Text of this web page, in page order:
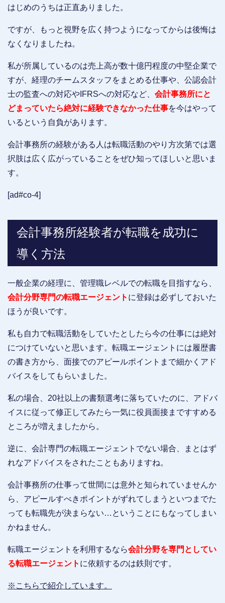
はじめのうちは正直ありました。
ですが、もっと視野を広く持つようになってからは後悔は
なくなりましたね。
私が所属しているのは売上高が数十億円程度の中堅企業で
すが、経理のチームスタッフをまとめる仕事や、公認会計
士の監査への対応やIFRSへの対応など、 会計事務所にと
どまっていたら絶対に経験できなかった仕事を今はやって
いるという自負があります。
会計事務所の経験がある人は転職活動のやり方次第では選
択肢は広く広がっていることをぜひ知ってほしいと思いま
す。
[ad#co-4]
会計事務所経験者が転職を成功に
導く方法
一般企業の経理に、管理職レベルでの転職を目指すなら、
会計分野専門の転職エージェント に登録は必ずしておいた
ほうが良いです。
私も自力で転職活動をしていたとしたら今の仕事には絶対
につけていないと思います。転職エージェントには履歴書
の書き方から、面接でのアピールポイントまで細かくアド
バイスをしてもらいました。
私の場合、20社以上の書類選考に落ちていたのに、アドバ
イスに従って修正してみたら一気に役員面接まですすめる
ところが増えましたから。
逆に、会計専門の転職エージェントでない場合、まとはず
れなアドバイスをされたこともありますね。
会計事務所の仕事って世間には意外と知られていませんか
ら、アピールすべきポイントがずれてしまうといつまでた
っても転職先が決まらない…ということにもなってしまい
かねません。
転職エージェントを利用するなら会計分野を専門としてい
る転職エージェント に依頼するのは鉄則です。
※こちらで紹介しています。